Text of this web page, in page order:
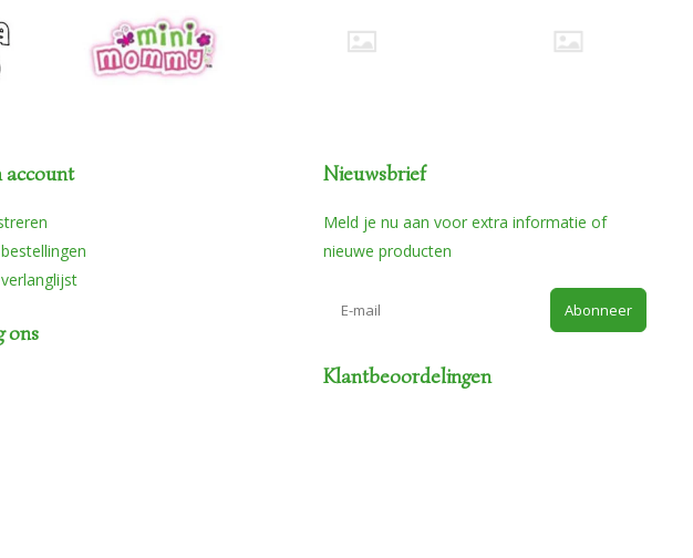
account
ons
Nieuwsbrief
Meld je nu aan voor extra informatie of
nieuwe producten
Abonneer
Klantbeoordelingen